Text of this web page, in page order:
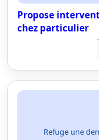
Propose
chez particulier
Refuge une